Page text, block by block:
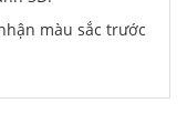
màu sắc trước